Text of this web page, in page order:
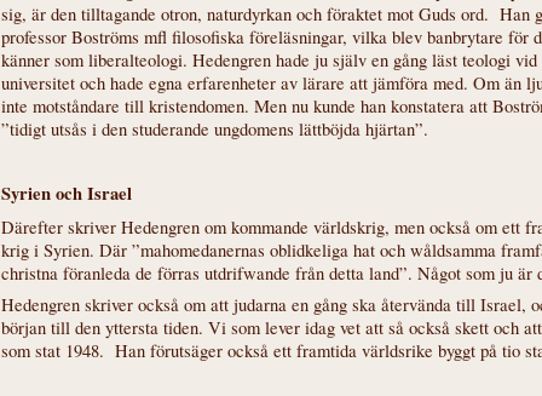
sig, är den tilltagande otron, naturdyrkan och föraktet mot Guds ord. Han
professor Boströms mfl filosofiska föreläsningar, vilka blev banbrytare för
känner som liberalteologi. Hedengren hade ju själv en gång läst teologi
universitet och hade egna erfarenheter av lärare att jämföra med. Om än
inte motståndare till kristendomen. Men nu kunde han konstatera att
”tidigt utsås i den studerande ungdomens lättböjda hjärtan”.
Syrien och Israel
Därefter skriver Hedengren om kommande världskrig, men också om ett
krig i Syrien. Där ”mahomedanernas oblidkeliga hat och wåldsamma
christna föranleda de förras utdrifwande från detta land”. Något som ju är
Hedengren skriver också om att judarna en gång ska återvända till Israel,
början till den yttersta tiden. Vi som lever idag vet att så också skett och
som stat 1948. Han förutsäger också ett framtida världsrike byggt på tio